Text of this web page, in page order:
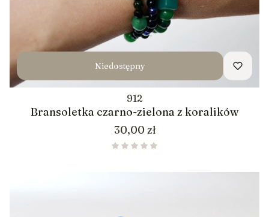
Niedostępny
912
Bransoletka czarno-zielona z koralików
Cena
30,00 zł